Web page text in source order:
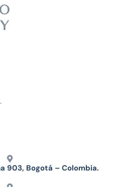
903, Bogotá – Colombia.